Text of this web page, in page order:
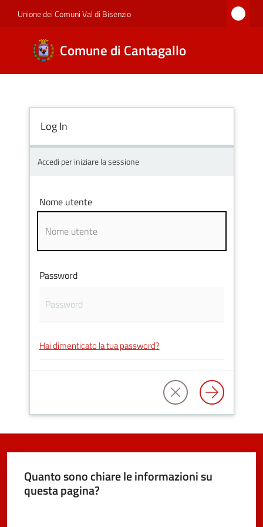
Vai al contenuto
Vai alla navigazione
Vai al footer
Unione dei Comuni Val di Bisenzio
Comune di Cantagallo
Comune di
Cantagallo
Amministrazione
Novità
Servizi
Seguici
su
Log In
Accedi per iniziare la sessione
Nome utente
Password
Hai dimenticato la tua password?
Quanto sono chiare le informazioni su
questa pagina?